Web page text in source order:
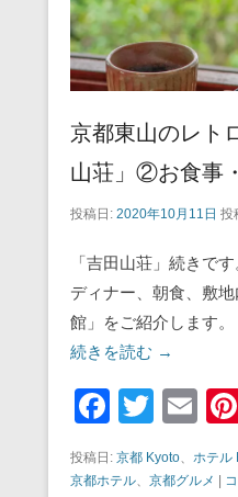
京都東山のレト
山荘」②お食事
投稿日: 2020年10月11日 投
「吉田山荘」続きです
ディナー、朝食、敷
館」をご紹介します。
続きを読む →
F
a
c
T
tt
E
ail
投稿日: 京都 Kyoto、 ホテル
京都ホテル、 京都グルメ